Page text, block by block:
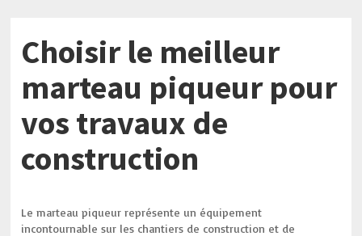
Choisir le meilleur
marteau piqueur pour
vos travaux de
construction
Le marteau piqueur représente un équipement
incontournable sur les chantiers de construction et de